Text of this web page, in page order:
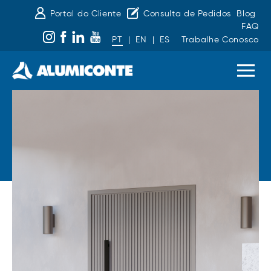
Portal do Cliente Consulta de Pedidos
Blog
FAQ
PT
| EN | ES Trabalhe Conosco